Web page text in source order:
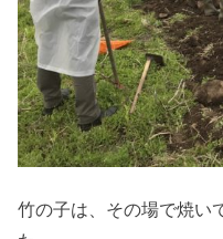
竹の子は、その場で焼い